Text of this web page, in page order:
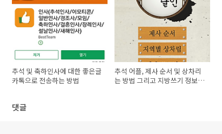
추석 및 축하인사에 대한 좋은글
카톡으로 전송하는 방법
추석 어플, 제사 순서 및 상차리
는 방법 그리고 지방쓰기 정보
댓글